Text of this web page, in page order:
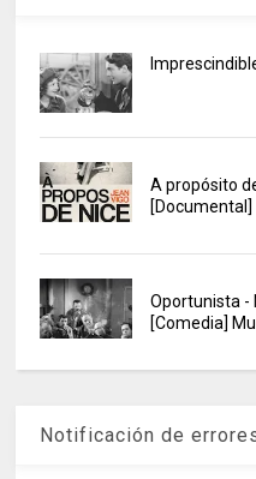
A propósito
[Documental]
Oportunista -
[Comedia]
Notificación de